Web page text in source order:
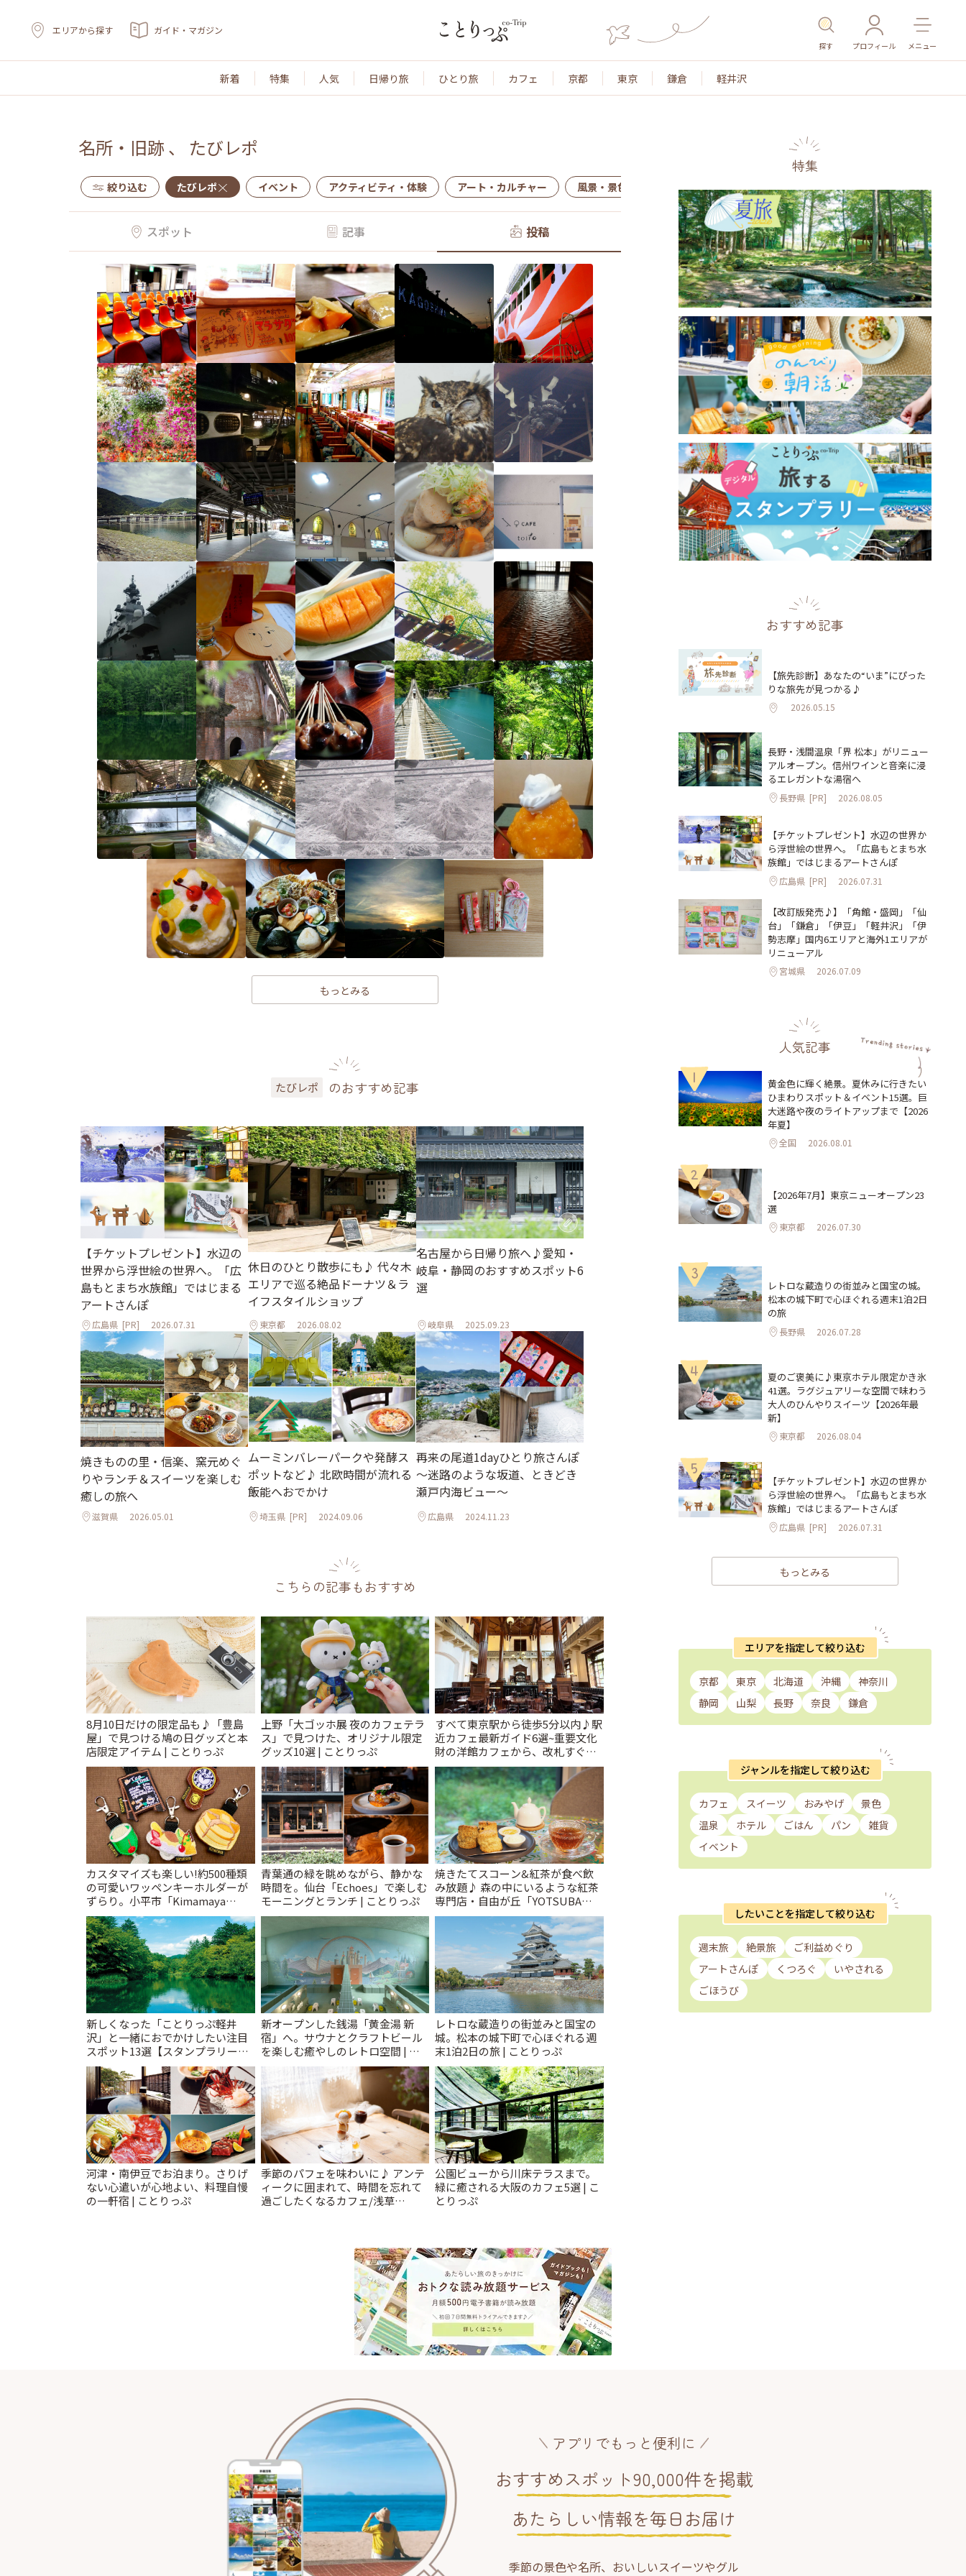
エリアから探す ガイド・マガジン
探す プロフィール メニュー
新着 特集 人気 日帰り旅 ひとり旅 カフェ 京都 東京 鎌倉 軽井沢
名所・旧跡 、 たびレポ
絞り込む たびレポ イベント アクティビティ・体験 アート・カルチャー 風景・景色 名所・旧跡 温泉・スパ その他施設 ごはん
スポット 記事 投稿
もっとみる
たびレポ のおすすめ記事
【チケットプレゼント】水辺の
世界から浮世絵の世界へ。「広
島もとまち水族館」ではじまる
アートさんぽ
広島県 [PR] 2026.07.31
休日のひとり散歩にも♪ 代々木
エリアで巡る絶品ドーナツ＆ラ
イフスタイルショップ
東京都 2026.08.02
名古屋から日帰り旅へ♪愛知・
岐阜・静岡のおすすめスポット6
選
岐阜県 2025.09.23
焼きものの里・信楽、窯元めぐ
りやランチ＆スイーツを楽しむ
癒しの旅へ
滋賀県 2026.05.01
ムーミンバレーパークや発酵ス
ポットなど♪ 北欧時間が流れる
飯能へおでかけ
埼玉県 [PR] 2024.09.06
再来の尾道1dayひとり旅さんぽ
～迷路のような坂道、ときどき
瀬戸内海ビュー～
広島県 2024.11.23
こちらの記事もおすすめ
8月10日だけの限定品も♪「豊島
屋」で見つける鳩の日グッズと本
店限定アイテム | ことりっぷ
上野「大ゴッホ展 夜のカフェテラ
ス」で見つけた、オリジナル限定
グッズ10選 | ことりっぷ
すべて東京駅から徒歩5分以内♪駅
近カフェ最新ガイド6選~重要文化
財の洋館カフェから、改札すぐの
レトロ喫茶まで~ | ことりっぷ
カスタマイズも楽しい!約500種類
の可愛いワッペンキーホルダーが
ずらり。小平市「Kimamaya
T&K」 | ことりっぷ
青葉通の緑を眺めながら、静かな
時間を。仙台「Echoes」で楽しむ
モーニングとランチ | ことりっぷ
焼きたてスコーン&紅茶が食べ飲
み放題♪ 森の中にいるような紅茶
専門店・自由が丘「YOTSUBA
TEA」でのんびり時間 | ことりっぷ
新しくなった「ことりっぷ軽井
沢」と一緒におでかけしたい注目
スポット13選【スタンプラリー開
催中】 | ことりっぷ
新オープンした銭湯「黄金湯 新
宿」へ。サウナとクラフトビール
を楽しむ癒やしのレトロ空間 | こ
とりっぷ
レトロな蔵造りの街並みと国宝の
城。松本の城下町で心ほぐれる週
末1泊2日の旅 | ことりっぷ
河津・南伊豆でお泊まり。さりげ
ない心遣いが心地よい、料理自慢
の一軒宿 | ことりっぷ
季節のパフェを味わいに♪ アンテ
ィークに囲まれて、時間を忘れて
過ごしたくなるカフェ/浅草
公園ビューから川床テラスまで。
緑に癒される大阪のカフェ5選 | こ
とりっぷ
特集
おすすめ記事
【旅先診断】あなたの“いま”にぴった
りな旅先が見つかる♪
2026.05.15
長野・浅間温泉「界 松本」がリニュー
アルオープン。信州ワインと音楽に浸
るエレガントな湯宿へ
長野県 [PR] 2026.08.05
【チケットプレゼント】水辺の世界か
ら浮世絵の世界へ。「広島もとまち水
族館」ではじまるアートさんぽ
広島県 [PR] 2026.07.31
【改訂版発売♪】「角館・盛岡」「仙
台」「鎌倉」「伊豆」「軽井沢」「伊
勢志摩」国内6エリアと海外1エリアが
リニューアル
宮城県 2026.07.09
人気記事
1
黄金色に輝く絶景。夏休みに行きたい
ひまわりスポット＆イベント15選。巨
大迷路や夜のライトアップまで【2026
年夏】
全国 2026.08.01
2
【2026年7月】東京ニューオープン23
選
東京都 2026.07.30
3
レトロな蔵造りの街並みと国宝の城。
松本の城下町で心ほぐれる週末1泊2日
の旅
長野県 2026.07.28
4
夏のご褒美に♪東京ホテル限定かき氷
41選。ラグジュアリーな空間で味わう
大人のひんやりスイーツ【2026年最
新】
東京都 2026.08.04
5
【チケットプレゼント】水辺の世界か
ら浮世絵の世界へ。「広島もとまち水
族館」ではじまるアートさんぽ
広島県 [PR] 2026.07.31
もっとみる
エリアを指定して絞り込む
京都 東京 北海道 沖縄
神奈川
静岡
山梨 長野 奈良 鎌倉
ジャンルを指定して絞り込む
カフェ スイーツ おみやげ
景色
温泉
ホテル ごはん パン
雑貨
イベント
したいことを指定して絞り込む
週末旅 絶景旅
ご利益めぐり
アートさんぽ
くつろぐ
いやされる
ごほうび
アプリでもっと便利に
おすすめスポット90,000件を掲載
あたらしい情報を毎日お届け
季節の景色や名所、おいしいスイーツやグル